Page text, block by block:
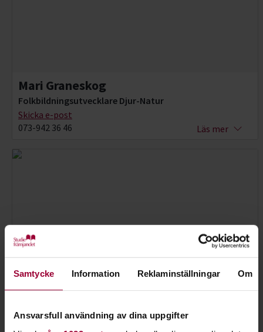
Samtycke Information Reklaminställningar Om
Ansvarsfull användning av dina uppgifter
Mari Graneskog
Folkbildningsutvecklare Djur-Natur
Skicka e-post
073-942 36 46
Läs mer